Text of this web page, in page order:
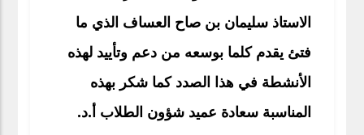
الاستاذ سليمان بن صاح العساف الذي ما
فتئ يقدم كلما بوسعه من دعم وتأييد لهذه
الأنشطة في هذا الصدد كما شكر بهذه
المناسبة سعادة عميد شؤون الطلاب أ.د.